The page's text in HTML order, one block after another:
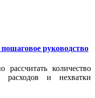
руководство
количество
и нехватки